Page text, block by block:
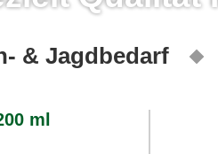
& Jagdbedarf